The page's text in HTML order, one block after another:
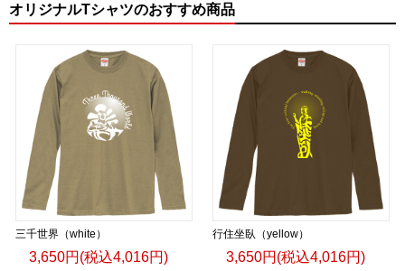
オリジナルTシャツのおすすめ商品
三千世界（white）
3,650円(税込4,016円)
行住坐臥（yellow）
3,650円(税込4,016円)